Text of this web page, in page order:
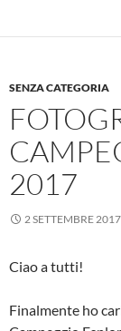
SENZA CATEGORIA
2017
2 SETTEMBRE 2017
Ciao a tutti!
Finalmente ho